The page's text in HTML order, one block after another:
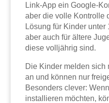
Link-App ein Google-
aber die volle Kontrolle
Lösung für Kinder
aber auch für ältere
diese volljährig sind.
Die Kinder melden sich
an und können nur
Besonders clever:
installieren möchten,